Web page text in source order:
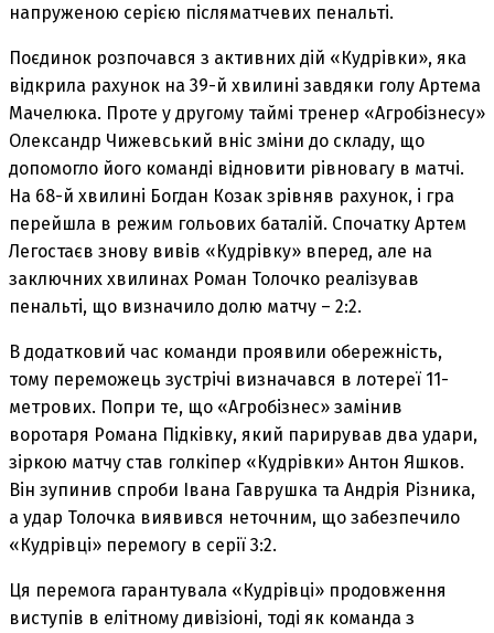
напруженою серією післяматчевих пенальті.
Поєдинок розпочався з активних дій «Кудрівки», яка
відкрила рахунок на 39-й хвилині завдяки голу Артема
Мачелюка. Проте у другому таймі тренер «Агробізнесу»
Олександр Чижевський вніс зміни до складу, що
допомогло його команді відновити рівновагу в матчі.
На 68-й хвилині Богдан Козак зрівняв рахунок, і гра
перейшла в режим гольових баталій. Спочатку Артем
Легостаєв знову вивів «Кудрівку» вперед, але на
заключних хвилинах Роман Толочко реалізував
пенальті, що визначило долю матчу – 2:2.
В додатковий час команди проявили обережність,
тому переможець зустрічі визначався в лотереї 11-
метрових. Попри те, що «Агробізнес» замінив
воротаря Романа Підківку, який парирував два удари,
зіркою матчу став голкіпер «Кудрівки» Антон Яшков.
Він зупинив спроби Івана Гаврушка та Андрія Різника,
а удар Толочка виявився неточним, що забезпечило
«Кудрівці» перемогу в серії 3:2.
Ця перемога гарантувала «Кудрівці» продовження
виступів в елітному дивізіоні, тоді як команда з